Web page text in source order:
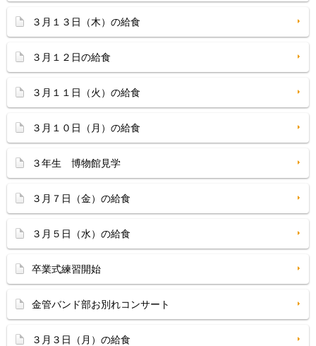
３月１３日（木）の給食
３月１２日の給食
３月１１日（火）の給食
３月１０日（月）の給食
３年生 博物館見学
３月７日（金）の給食
３月５日（水）の給食
卒業式練習開始
金管バンド部お別れコンサート
３月３日（月）の給食